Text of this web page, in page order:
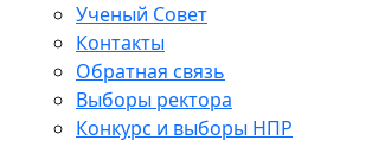
Ученый Совет
Контакты
Обратная связь
Выборы ректора
Конкурс и выборы НПР